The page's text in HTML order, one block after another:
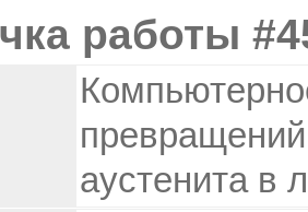
работы
аустенита в